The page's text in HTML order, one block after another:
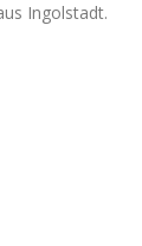
Ingolstadt.